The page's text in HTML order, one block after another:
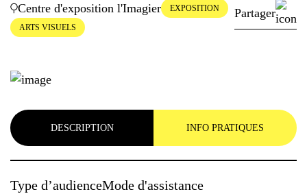
Centre d'exposition l'Imagier
EXPOSITION
ARTS VISUELS
Partager
DESCRIPTION INFO PRATIQUES
Type d’audienceMode d'assistance